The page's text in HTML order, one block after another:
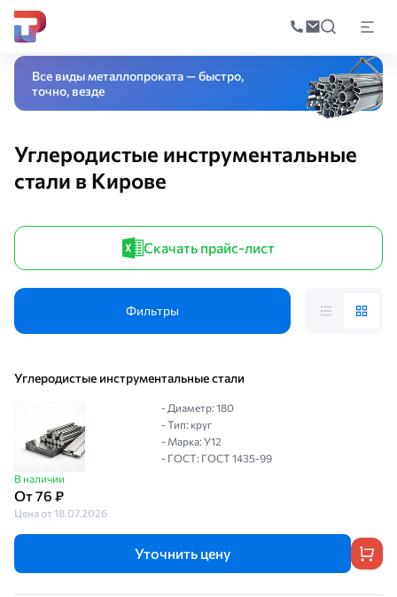
по
Главная Инструментальная
Все виды металлопроката — быстро,
точно, везде
Углеродистые инструментальные
стали в Кирове
Скачать прайс-лист
Фильтры
Углеродистые инструментальные стали
В наличии
От 76 ₽
Цена от 18.07.2026
- Диаметр: 180
- Тип: круг
- Марка: У12
- ГОСТ: ГОСТ 1435-99
Уточнить цену